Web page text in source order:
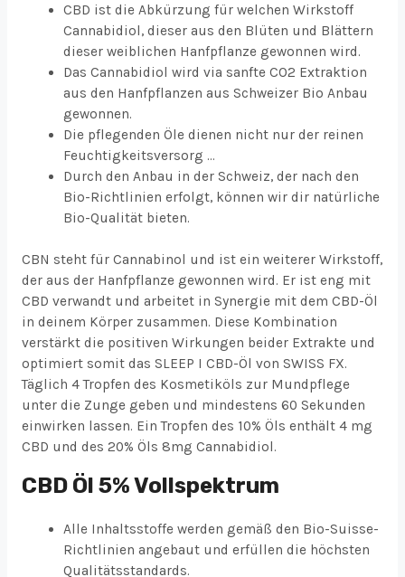
CBD ist die Abkürzung für welchen Wirkstoff
Cannabidiol, dieser aus den Blüten und Blättern
dieser weiblichen Hanfpflanze gewonnen wird.
Das Cannabidiol wird via sanfte CO2 Extraktion
aus den Hanfpflanzen aus Schweizer Bio Anbau
gewonnen.
Die pflegenden Öle dienen nicht nur der reinen
Feuchtigkeitsversorg …
Durch den Anbau in der Schweiz, der nach den
Bio-Richtlinien erfolgt, können wir dir natürliche
Bio-Qualität bieten.
CBN steht für Cannabinol und ist ein weiterer Wirkstoff,
der aus der Hanfpflanze gewonnen wird. Er ist eng mit
CBD verwandt und arbeitet in Synergie mit dem CBD-Öl
in deinem Körper zusammen. Diese Kombination
verstärkt die positiven Wirkungen beider Extrakte und
optimiert somit das SLEEP I CBD-Öl von SWISS FX.
Täglich 4 Tropfen des Kosmetiköls zur Mundpflege
unter die Zunge geben und mindestens 60 Sekunden
einwirken lassen. Ein Tropfen des 10% Öls enthält 4 mg
CBD und des 20% Öls 8mg Cannabidiol.
CBD Öl 5% Vollspektrum
Alle Inhaltsstoffe werden gemäß den Bio-Suisse-
Richtlinien angebaut und erfüllen die höchsten
Qualitätsstandards.